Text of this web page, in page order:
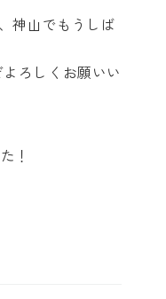
神山でもうしば
ろしくお願いい
！